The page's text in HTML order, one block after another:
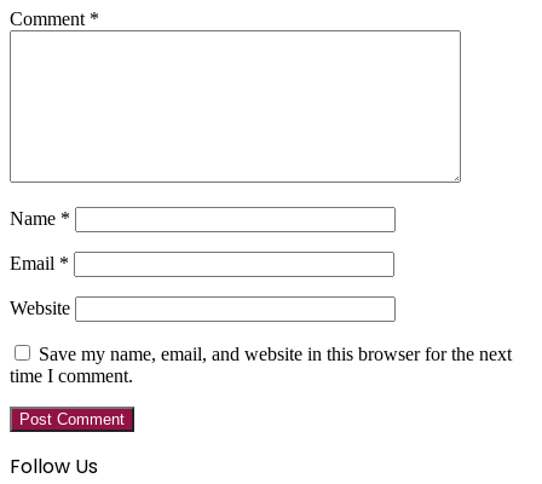
Comment *
Name *
Email *
Website
Save my name, email, and website in this browser for the next
time I comment.
Follow Us